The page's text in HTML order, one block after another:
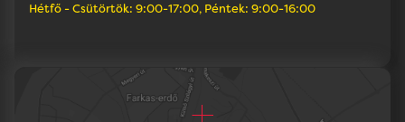
Hétfő - Csütörtök: 9:00-17:00, Péntek: 9:00-16:00